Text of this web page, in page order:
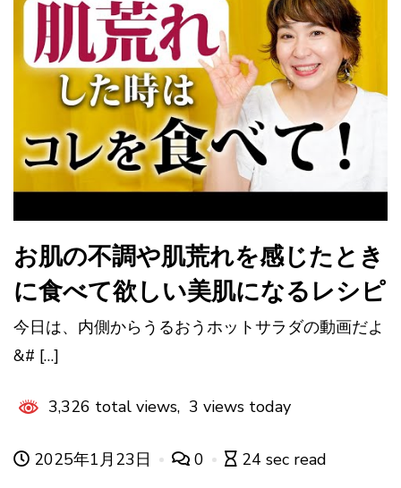
お肌の不調や肌荒れを感じたとき
に食べて欲しい美肌になるレシピ
今日は、内側からうるおうホットサラダの動画だよ
&# […]
3,326 total views, 3 views today
2025年1月23日 0 24 sec read